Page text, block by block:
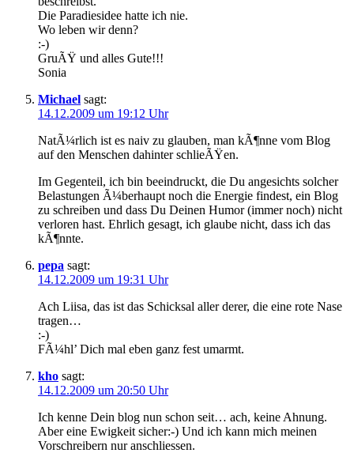
Die Paradiesidee hatte ich nie.
Wo leben wir denn?
:-)
GruÃŸ und alles Gute!!!
Sonia
Michael sagt:
14.12.2009 um 19:12 Uhr
NatÃ¼rlich ist es naiv zu glauben, man kÃ¶nne vom Blog
auf den Menschen dahinter schlieÃŸen.
Im Gegenteil, ich bin beeindruckt, die Du angesichts solcher
Belastungen Ã¼berhaupt noch die Energie findest, ein Blog
zu schreiben und dass Du Deinen Humor (immer noch) nicht
verloren hast. Ehrlich gesagt, ich glaube nicht, dass ich das
kÃ¶nnte.
pepa sagt:
14.12.2009 um 19:31 Uhr
Ach Liisa, das ist das Schicksal aller derer, die eine rote Nase
tragen…
:-)
FÃ¼hl’ Dich mal eben ganz fest umarmt.
kho sagt:
14.12.2009 um 20:50 Uhr
Ich kenne Dein blog nun schon seit… ach, keine Ahnung.
Aber eine Ewigkeit sicher:-) Und ich kann mich meinen
Vorschreibern nur anschliessen.